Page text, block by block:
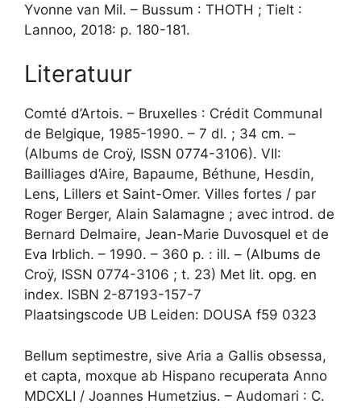
Yvonne van Mil. – Bussum : THOTH ; Tielt :
Lannoo, 2018: p. 180-181.
Literatuur
Comté d’Artois. – Bruxelles : Crédit Communal
de Belgique, 1985-1990. – 7 dl. ; 34 cm. –
(Albums de Croÿ, ISSN 0774-3106). VII:
Bailliages d’Aire, Bapaume, Béthune, Hesdin,
Lens, Lillers et Saint-Omer. Villes fortes / par
Roger Berger, Alain Salamagne ; avec introd. de
Bernard Delmaire, Jean-Marie Duvosquel et de
Eva Irblich. – 1990. – 360 p. : ill. – (Albums de
Croÿ, ISSN 0774-3106 ; t. 23) Met lit. opg. en
index. ISBN 2-87193-157-7
Plaatsingscode UB Leiden: DOUSA f59 0323
Bellum septimestre, sive Aria a Gallis obsessa,
et capta, moxque ab Hispano recuperata Anno
MDCXLI / Joannes Humetzius. – Audomari : C.